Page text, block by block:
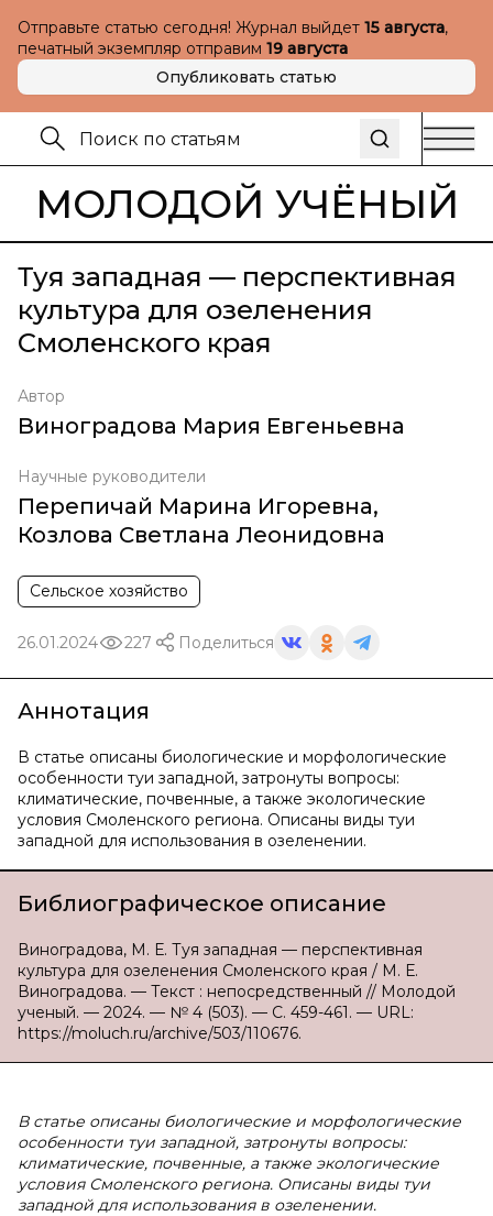
Отправьте статью сегодня! Журнал выйдет 15 августа,
печатный экземпляр отправим 19 августа
Опубликовать статью
МОЛОДОЙ УЧЁНЫЙ
Туя западная — перспективная
культура для озеленения
Смоленского края
Автор
Виноградова Мария Евгеньевна
Научные руководители
Перепичай Марина Игоревна,
Козлова Светлана Леонидовна
Сельское хозяйство
26.01.2024 227 Поделиться
Аннотация
В статье описаны биологические и морфологические
особенности туи западной, затронуты вопросы:
климатические, почвенные, а также экологические
условия Смоленского региона. Описаны виды туи
западной для использования в озеленении.
Библиографическое описание
Виноградова, М. Е. Туя западная — перспективная
культура для озеленения Смоленского края / М. Е.
Виноградова. — Текст : непосредственный // Молодой
ученый. — 2024. — № 4 (503). — С. 459-461. — URL:
https://moluch.ru/archive/503/110676.
В статье описаны биологические и морфологические
особенности туи западной, затронуты вопросы:
климатические, почвенные, а также экологические
условия Смоленского региона. Описаны виды туи
западной для использования в озеленении.